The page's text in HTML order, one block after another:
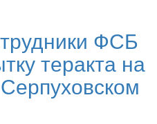
ФСБ
теракта на